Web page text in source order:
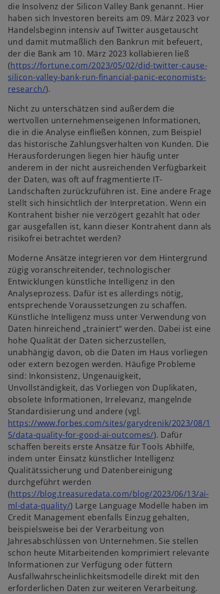
e
t
die Insolvenz der Silicon Valley Bank genannt. Hier
haben sich Investoren bereits am 09. März 2023 vor
Handelsbeginn intensiv auf Twitter ausgetauscht
und damit mutmaßlich den Bankrun mit befeuert,
der die Bank am 10. März 2023 kollabieren ließ
(https://fortune.com/2023/05/02/did-twitter-cause-
silicon-valley-bank-run-financial-panic-economists-
research/w
r
d
i
n
e
i
n
e
r
n
e
u
e
e
t
e
r
r
t
g
e
ö
f
f
n
e
t
).
Nicht zu unterschätzen sind außerdem die
wertvollen unternehmenseigenen Informationen,
die in die Analyse einfließen können, zum Beispiel
das historische Zahlungsverhalten von Kunden. Die
Herausforderungen liegen hier häufig unter
anderem in der nicht ausreichenden Verfügbarkeit
der Daten, was oft auf fragmentierte IT-
Landschaften zurückzuführen ist. Eine andere Frage
stellt sich hinsichtlich der Interpretation. Wenn ein
Kontrahent bisher nie verzögert gezahlt hat oder
gar ausgefallen ist, kann dieser Kontrahent dann als
risikofrei betrachtet werden?
Moderne Ansätze integrieren vor dem Hintergrund
zügig voranschreitender, technologischer
Entwicklungen künstliche Intelligenz in den
Analyseprozess. Dafür ist es allerdings nötig,
entsprechende Voraussetzungen zu schaffen.
Künstliche Intelligenz muss unter Verwendung von
Daten hinreichend „trainiert“ werden. Dabei ist eine
hohe Qualität der Daten sicherzustellen,
unabhängig davon, ob die Daten im Haus vorliegen
oder extern bezogen werden. Häufige Probleme
sind: Inkonsistenz, Ungenauigkeit,
Unvollständigkeit, das Vorliegen von Duplikaten,
obsolete Informationen, Irrelevanz, mangelnde
Standardisierung und andere (vgl.
https://www.forbes.com/sites/garydrenik/2023/08/1
5/data-quality-for-good-ai-outcomes/w
i
r
d
n
e
i
n
e
r
n
e
u
). Dafür
schaffen bereits erste Ansätze für Tools Abhilfe,
indem unter Einsatz künstlicher Intelligenz
Qualitätssicherung und Datenbereinigung
durchgeführt werden
(https://blog.treasuredata.com/blog/2023/06/13/ai-
ml-data-quality/w
i
r
d
i
n
e
i
) Large Language Modelle haben im
Credit Management ebenfalls Einzug gehalten,
beispielsweise bei der Verarbeitung von
Jahresabschlüssen von Unternehmen. Sie stellen
schon heute Mitarbeitenden komprimiert relevante
Informationen zur Verfügung oder füttern
Ausfallwahrscheinlichkeitsmodelle direkt mit den
erforderlichen Daten zur weiteren Verarbeitung.